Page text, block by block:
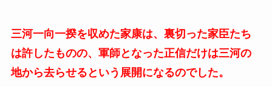
三河一向一揆を収めた家康は、裏切った家臣たち
は許したものの、軍師となった正信だけは三河の
地から去らせるという展開になるのでした。